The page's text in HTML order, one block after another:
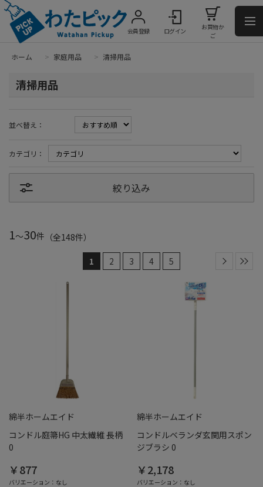
会員登録 ログイン
お買物か
ご
ホーム > 家庭用品 > 清掃用品
清掃用品
並べ替え：
カテゴリ：
絞り込み
1～30件 （全148件）
1 2 3 4 5
綿半ホームエイド
コンドル庭箒HG 中太繊維 長柄
0
￥877
バリエーション：なし
綿半ホームエイド
コンドルベランダ玄関用スポン
ジブラシ 0
￥2,178
バリエーション：なし